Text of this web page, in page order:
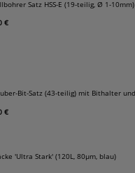
Satz HSS-E (19-teilig, Ø 1-
€
Bit-Satz (43-teilig) mit Bithalter
€
'Ultra Stark' (120L, 80µm, blau)